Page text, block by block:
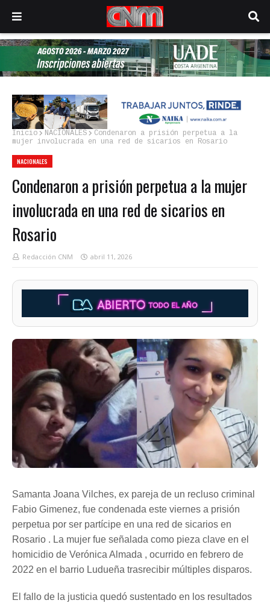
Inicio NACIONALES
Condenaron a prisión perpetua a la
mujer involucrada en una red de sicarios en Rosario
NACIONALES
Condenaron a prisión perpetua a la mujer
involucrada en una red de sicarios en
Rosario
Redacción CNM abril 11, 2026
Samanta Joana Vilches, ex pareja de un recluso criminal
Fabio Gimenez, fue condenada este viernes a prisión
perpetua por ser partícipe en una red de sicarios en
Rosario . La mujer fue señalada como pieza clave en el
homicidio de Verónica Almada , ocurrido en febrero de
2022 en el barrio Ludueña trasrecibir múltiples disparos.
El fallo de la justicia quedó sustentado en los resultados